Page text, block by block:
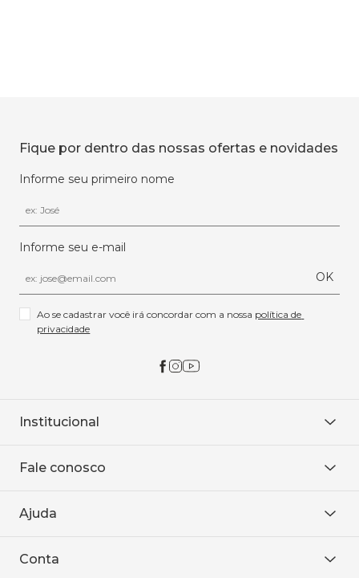
Fique por dentro das nossas ofertas e novidades
Informe seu primeiro nome
Informe seu e-mail
OK
Ao se cadastrar você irá concordar com a nossa política de
privacidade
Institucional
Onde encontrar
Baixe o APP
Fale conosco
WhatsApp
Ajuda
Política de entrega
Conta